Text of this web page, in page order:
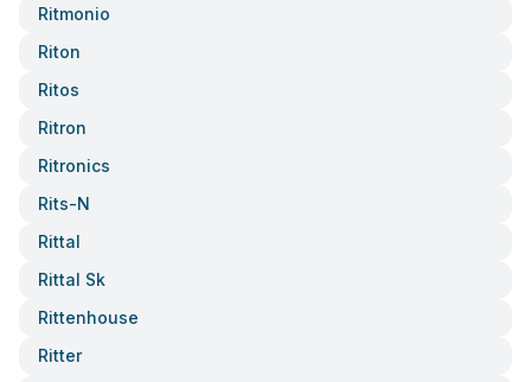
Ritmonio
Riton
Ritos
Ritron
Ritronics
Rits-N
Rittal
Rittal Sk
Rittenhouse
Ritter